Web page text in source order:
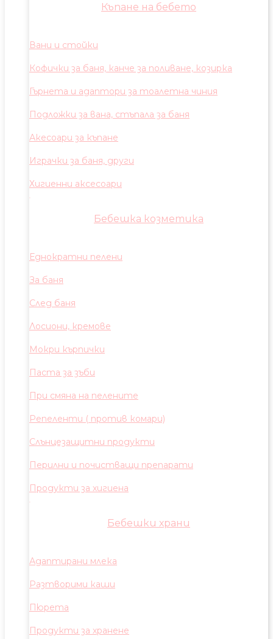
Къпане на бебето
Вани и стойки
Кофички за баня, канче за поливане, козирка
Гърнета и адаптори за тоалетна чиния
Подложки за вана, стъпала за баня
Акесоари за къпане
Играчки за баня, други
Хигиенни аксесоари
Бебешка козметика
Еднократни пелени
За баня
След баня
Лосиони, кремове
Мокри кърпички
Паста за зъби
При смяна на пелените
Репеленти ( против комари)
Слънцезащитни продукти
Перилни и почистващи препарати
Продукти за хигиена
Бебешки храни
Адаптирани млека
Разтворими каши
Пюрета
Продукти за хранене